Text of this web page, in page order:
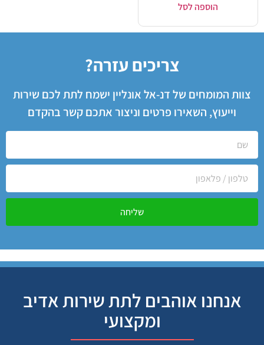
הוספה לסל
צריכים עזרה?
צוות המומחים של דנ-אל אונליין ישמח לתת לכם שירות
וייעוץ, השאירו פרטים וניצור אתכם קשר בהקדם
שליחה
אנחנו אוהבים לתת שירות אדיב
ומקצועי